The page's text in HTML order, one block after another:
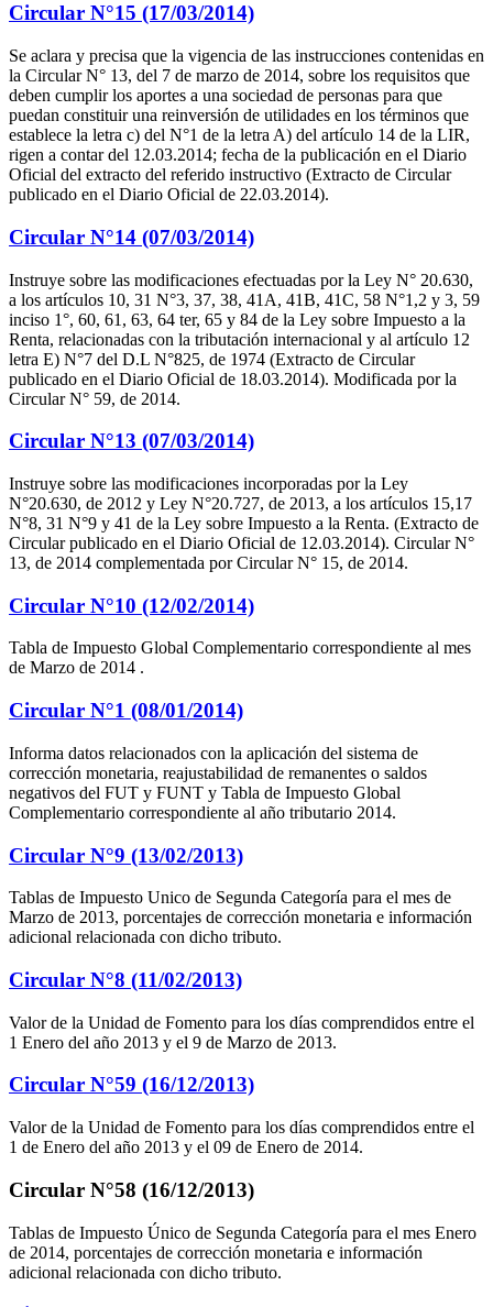
Circular N°15 (17/03/2014)
Se aclara y precisa que la vigencia de las instrucciones contenidas en
la Circular N° 13, del 7 de marzo de 2014, sobre los requisitos que
deben cumplir los aportes a una sociedad de personas para que
puedan constituir una reinversión de utilidades en los términos que
establece la letra c) del N°1 de la letra A) del artículo 14 de la LIR,
rigen a contar del 12.03.2014; fecha de la publicación en el Diario
Oficial del extracto del referido instructivo (Extracto de Circular
publicado en el Diario Oficial de 22.03.2014).
Circular N°14 (07/03/2014)
Instruye sobre las modificaciones efectuadas por la Ley N° 20.630,
a los artículos 10, 31 N°3, 37, 38, 41A, 41B, 41C, 58 N°1,2 y 3, 59
inciso 1°, 60, 61, 63, 64 ter, 65 y 84 de la Ley sobre Impuesto a la
Renta, relacionadas con la tributación internacional y al artículo 12
letra E) N°7 del D.L N°825, de 1974 (Extracto de Circular
publicado en el Diario Oficial de 18.03.2014). Modificada por la
Circular N° 59, de 2014.
Circular N°13 (07/03/2014)
Instruye sobre las modificaciones incorporadas por la Ley
N°20.630, de 2012 y Ley N°20.727, de 2013, a los artículos 15,17
N°8, 31 N°9 y 41 de la Ley sobre Impuesto a la Renta. (Extracto de
Circular publicado en el Diario Oficial de 12.03.2014). Circular N°
13, de 2014 complementada por Circular N° 15, de 2014.
Circular N°10 (12/02/2014)
Tabla de Impuesto Global Complementario correspondiente al mes
de Marzo de 2014 .
Circular N°1 (08/01/2014)
Informa datos relacionados con la aplicación del sistema de
corrección monetaria, reajustabilidad de remanentes o saldos
negativos del FUT y FUNT y Tabla de Impuesto Global
Complementario correspondiente al año tributario 2014.
Circular N°9 (13/02/2013)
Tablas de Impuesto Unico de Segunda Categoría para el mes de
Marzo de 2013, porcentajes de corrección monetaria e información
adicional relacionada con dicho tributo.
Circular N°8 (11/02/2013)
Valor de la Unidad de Fomento para los días comprendidos entre el
1 Enero del año 2013 y el 9 de Marzo de 2013.
Circular N°59 (16/12/2013)
Valor de la Unidad de Fomento para los días comprendidos entre el
1 de Enero del año 2013 y el 09 de Enero de 2014.
Circular N°58 (16/12/2013)
Tablas de Impuesto Único de Segunda Categoría para el mes Enero
de 2014, porcentajes de corrección monetaria e información
adicional relacionada con dicho tributo.